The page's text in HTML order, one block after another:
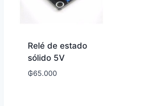
Relé de estado
sólido 5V
₲65.000